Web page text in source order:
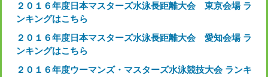
２０１６年度日本マスターズ水泳長距離大会 東京会場 ラ
ンキングはこちら
２０１６年度日本マスターズ水泳長距離大会 愛知会場 ラ
ンキングはこちら
２０１６年度ウーマンズ・マスターズ水泳競技大会 ランキ